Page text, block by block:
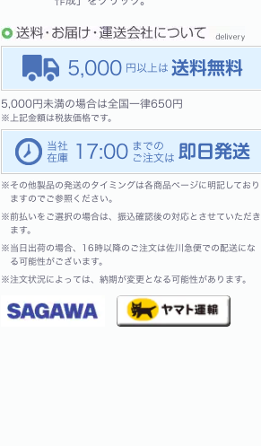
5,000
5,000円未満の場合は全国一律650円
※ 上記金額は税抜価格です。
17:00
※その他製品の発送のタイミングは各商品ページに明記しており
ますのでご参照ください。
※前払いをご選択の場合は、振込確認後の対応とさせていただき
ます。
※ 当日出荷の場合、16時以降のご注文は佐川急便での配送にな
る可能性がございます。
※注文状況によっては、納期が変更となる可能性があります。